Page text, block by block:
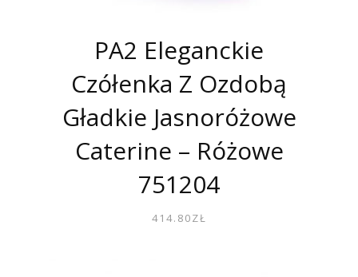
PA2 Eleganckie
Czółenka Z Ozdobą
Gładkie Jasnoróżowe
Caterine – Różowe
751204
414.80ZŁ